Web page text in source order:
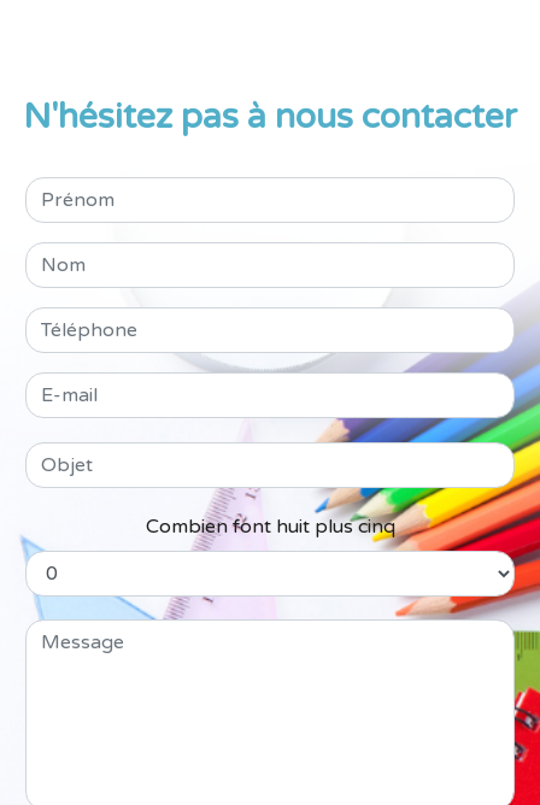
N'hésitez pas à nous contacter
Combien font huit plus cinq